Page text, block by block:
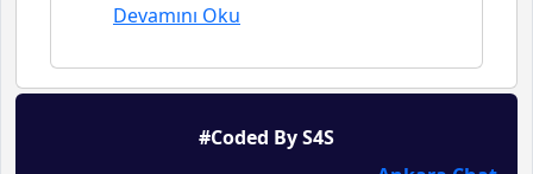
Devamını Oku
#Coded By S4S